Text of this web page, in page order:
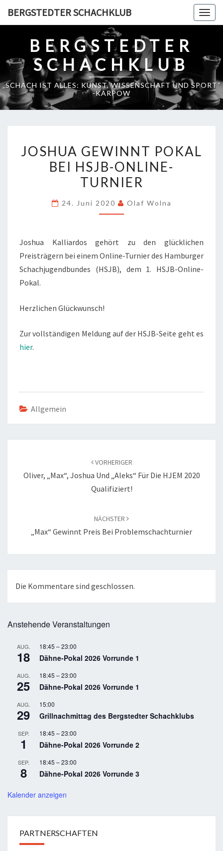
BERGSTEDTER SCHACHKLUB
BERGSTEDTER
SCHACHKLUB
„SCHACH IST ALLES: KUNST, WISSENSCHAFT UND SPORT“
-KARPOW
GEWINNT
POKAL
BEI
ONLINE-
JOSHUA GEWINNT POKAL
BEI HSJB-ONLINE-
TURNIER
24. Juni 2020 Olaf Wolna
Joshua Kalliardos gehört zu den glücklichen
Preisträgern bei einem Online-Turnier des Hamburger
Schachjugendbundes (HSJB), dem 1. HSJB-Online-
Pokal.
Herzlichen Glückwunsch!
Zur vollständigen Meldung auf der HSJB-Seite geht es
hier.
Allgemein
VORHERIGER
Oliver, „Max“, Joshua Und „Aleks“ Für Die HJEM 2020
Qualifiziert!
NÄCHSTER
„Max“ Gewinnt Preis Bei Problemschachturnier
Die Kommentare sind geschlossen.
Anstehende Veranstaltungen
AUG.
18
18:45 –23:00
Dähne-Pokal 2026 Vorrunde 1
AUG.
25
18:45 –23:00
Dähne-Pokal 2026 Vorrunde 1
AUG.
29
15:00
Grillnachmittag des Bergstedter Schachklubs
SEP.
1
18:45 –23:00
Dähne-Pokal 2026 Vorrunde 2
SEP.
8
18:45 –23:00
Dähne-Pokal 2026 Vorrunde 3
Kalender anzeigen
PARTNERSCHAFTEN